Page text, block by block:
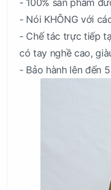
- 100% sản phẩm
- Nói KHÔNG với
- Chế tác trực tiếp
có tay nghề cao,
- Bảo hành lên đến